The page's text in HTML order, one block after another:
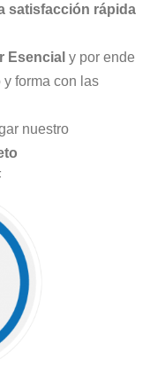
satisfacción rápida
Esencial y por ende
y forma con las
nuestro